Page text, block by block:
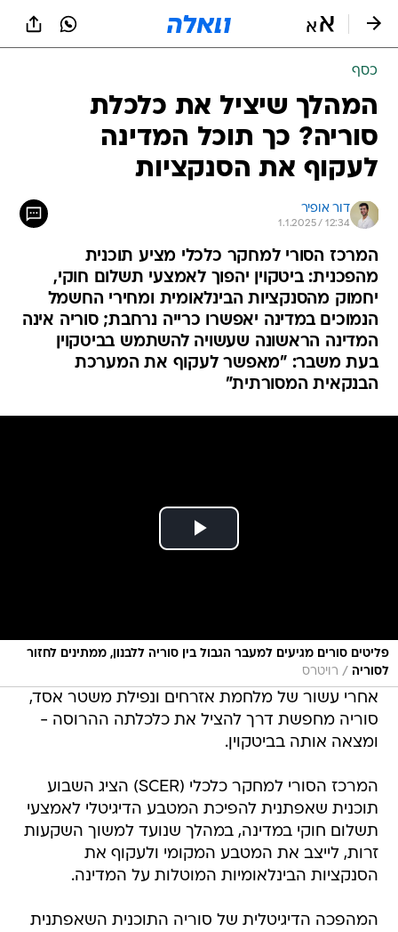
כסף
המהלך שיציל את כלכלת
סוריה? כך תוכל המדינה
לעקוף את הסנקציות
דור אופיר
1.1.2025 / 12:34
המרכז הסורי למחקר כלכלי מציע תוכנית
מהפכנית: ביטקוין יהפוך לאמצעי תשלום חוקי,
יחמוק מהסנקציות הבינלאומית ומחירי החשמל
הנמוכים במדינה יאפשרו כרייה נרחבת; סוריה אינה
המדינה הראשונה שעשויה להשתמש בביטקוין
בעת משבר: "מאפשר לעקוף את המערכת
הבנקאית המסורתית"
פליטים סורים מגיעים למעבר הגבול בין סוריה ללבנון, ממתינים לחזור
לסוריה / רויטרס
אחרי עשור של מלחמת אזרחים ונפילת משטר אסד,
סוריה מחפשת דרך להציל את כלכלתה ההרוסה -
ומצאה אותה בביטקוין.
המרכז הסורי למחקר כלכלי (SCER) הציג השבוע
תוכנית שאפתנית להפיכת המטבע הדיגיטלי לאמצעי
תשלום חוקי במדינה, במהלך שנועד למשוך השקעות
זרות, לייצב את המטבע המקומי ולעקוף את
הסנקציות הבינלאומיות המוטלות על המדינה.
המהפכה הדיגיטלית של סוריה התוכנית השאפתנית